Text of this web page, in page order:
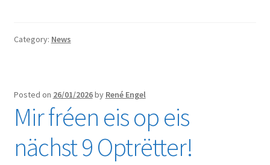
Category: News
Posted on 26/01/2026by René Engel
Mir fréen eis op eis
nächst 9 Optrëtter!